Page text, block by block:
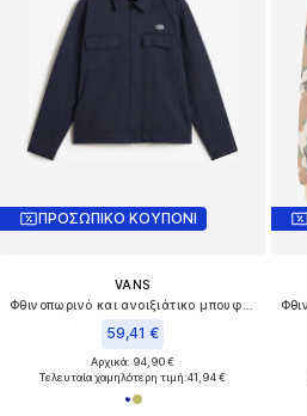
ΠΡΟΣΩΠΙΚΟ ΚΟΥΠΟΝΙ
VANS
59,41 €
Αρχικά: 94,90 €
Τελευταία χαμηλότερη τιμή:41,94 €